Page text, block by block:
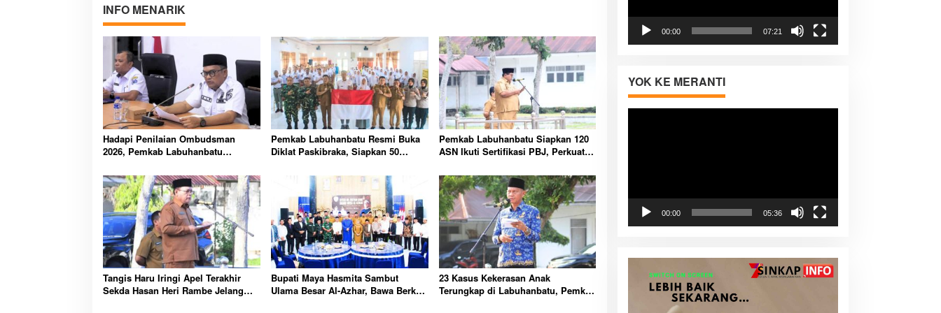
INFO MENARIK
Hadapi Penilaian Ombudsman
2026, Pemkab Labuhanbatu
Pemkab Labuhanbatu Resmi Buka
Diklat Paskibraka, Siapkan 50
Pemkab Labuhanbatu Siapkan 120
ASN Ikuti Sertifikasi PBJ, Perkuat
Aparatur Pemerintah
Tangis Haru Iringi Apel Terakhir
Sekda Hasan Heri Rambe Jelang
Bupati Maya Hasmita Sambut
Ulama Besar Al-Azhar, Bawa Berkah
23 Kasus Kekerasan Anak
Terungkap di Labuhanbatu, Pemkab
00:00 07:21
YOK KE MERANTI
00:00 05:36